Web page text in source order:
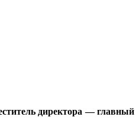
директора — главный